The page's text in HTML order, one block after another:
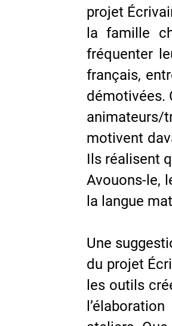
projet
la famille
fréquenter
français,
démotivées.
animateurs/
motivent
Ils réalisent
Avouons-le,
la langue
Une
du projet
les outils